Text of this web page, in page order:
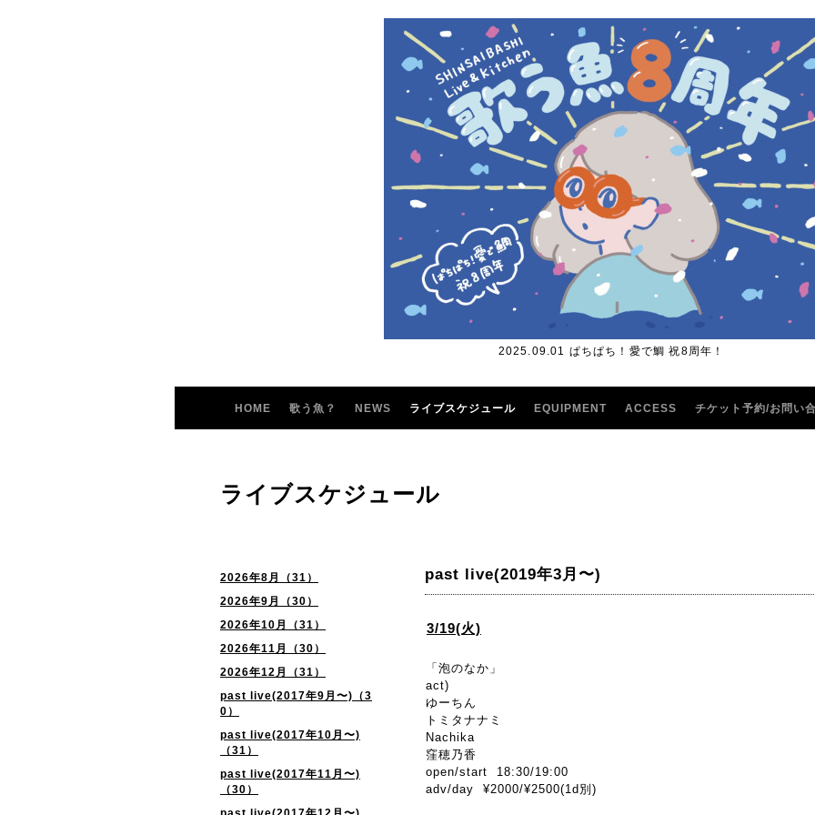
2025.09.01 ぱちぱち！愛で鯛 祝8周年！
HOME 歌う魚？ NEWS ライブスケジュール EQUIPMENT ACCESS チケット予約/お問い
2026年8月（31）
2026年9月（30）
2026年10月（31）
2026年11月（30）
2026年12月（31）
past live(2017年9月〜)（3
0）
past live(2017年10月〜)
（31）
past live(2017年11月〜)
（30）
ライブスケジュール
past live(2019年3月〜)
3/19(火)
「泡のなか」
act)
ゆーちん
トミタナナミ
Nachika
窪穂乃香
open/start 18:30/19:00
adv/day ¥2000/¥2500(1d別)